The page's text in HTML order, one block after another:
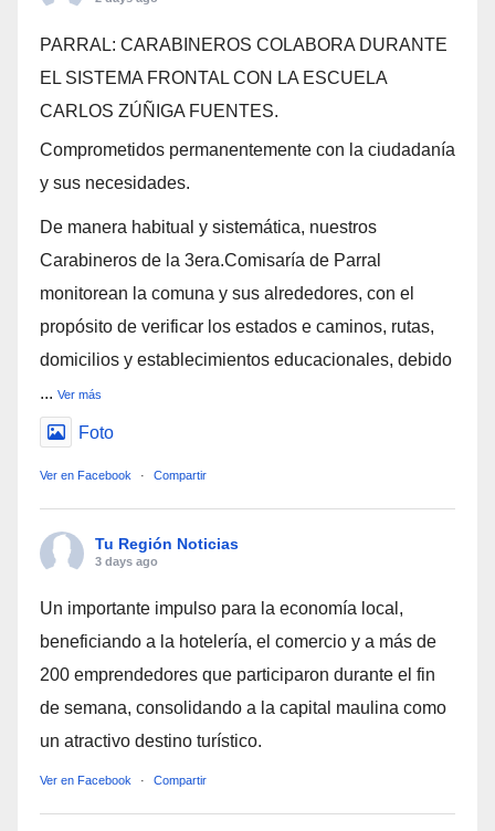
PARRAL: CARABINEROS COLABORA DURANTE
EL SISTEMA FRONTAL CON LA ESCUELA
CARLOS ZÚÑIGA FUENTES.
Comprometidos permanentemente con la ciudadanía
y sus necesidades.
De manera habitual y sistemática, nuestros
Carabineros de la 3era.Comisaría de Parral
monitorean la comuna y sus alrededores, con el
propósito de verificar los estados e caminos, rutas,
domicilios y establecimientos educacionales, debido
... Ver más
Foto
Ver en Facebook · Compartir
Tu Región Noticias
3 days ago
Un importante impulso para la economía local,
beneficiando a la hotelería, el comercio y a más de
200 emprendedores que participaron durante el fin
de semana, consolidando a la capital maulina como
un atractivo destino turístico.
Ver en Facebook · Compartir